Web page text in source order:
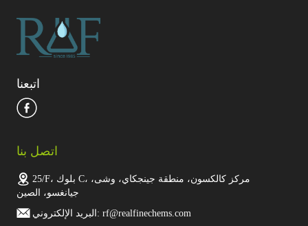
اتبعنا
اتصل بنا
25/F، بلوك C، مركز كالكسون، منطقة جينجكاي، وشى،
جيانغسو، الصين
البريد الإلكتروني: rf@realfinechems.com